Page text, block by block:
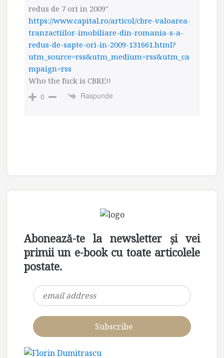
redus de 7 ori in 2009"
https://www.capital.ro/articol/cbre-valoarea-
tranzactiilor-imobiliare-din-romania-s-a-
redus-de-sapte-ori-in-2009-131661.html?
utm_source=rss&utm_medium=rss&utm_ca
mpaign=rss
Who the fuck is CBRE!!
0
Raspunde
Abonează-te la newsletter și vei
primii un e-book cu toate articolele
postate.